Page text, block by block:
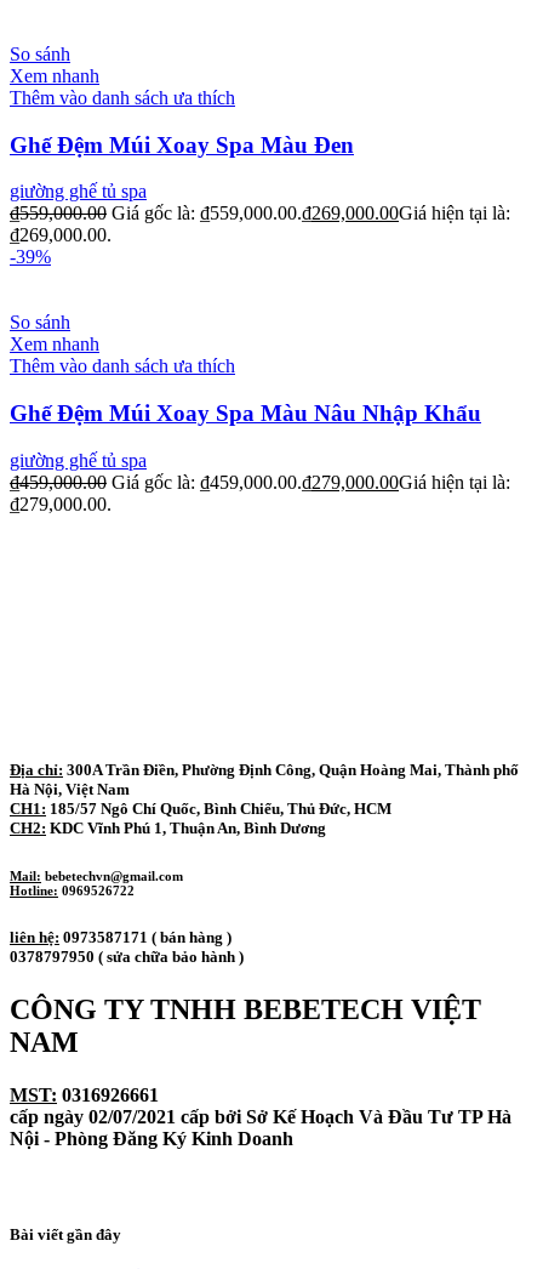
So sánh
Xem nhanh
Thêm vào danh sách ưa thích
Ghế Đệm Múi Xoay Spa Màu Đen
giường ghế tủ spa
₫559,000.00 Giá gốc là: ₫559,000.00.₫269,000.00Giá hiện tại là:
₫269,000.00.
-39%
So sánh
Xem nhanh
Thêm vào danh sách ưa thích
Ghế Đệm Múi Xoay Spa Màu Nâu Nhập Khẩu
giường ghế tủ spa
₫459,000.00 Giá gốc là: ₫459,000.00.₫279,000.00Giá hiện tại là:
₫279,000.00.
Địa chỉ: 300A Trần Điền, Phường Định Công, Quận Hoàng Mai, Thành phố
Hà Nội, Việt Nam
CH1: 185/57 Ngô Chí Quốc, Bình Chiểu, Thủ Đức, HCM
CH2: KDC Vĩnh Phú 1, Thuận An, Bình Dương
Mail: bebetechvn@gmail.com
Hotline: 0969526722
liên hệ: 0973587171 ( bán hàng )
0378797950 ( sửa chữa bảo hành )
CÔNG TY TNHH BEBETECH VIỆT
NAM
MST: 0316926661
cấp ngày 02/07/2021 cấp bởi Sở Kế Hoạch Và Đầu Tư TP Hà
Nội - Phòng Đăng Ký Kinh Doanh
Bài viết gần đây